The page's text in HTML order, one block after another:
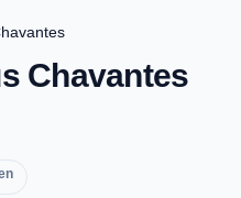
Chavantes